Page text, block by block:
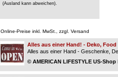
(Ausland kann abweichen).
Online-Preise inkl. MwSt., zzgl. Versand
Alles aus einer Hand! - Deko, Food
Alles aus einer Hand - Geschenke,
© AMERICAN LIFESTYLE US-Shop